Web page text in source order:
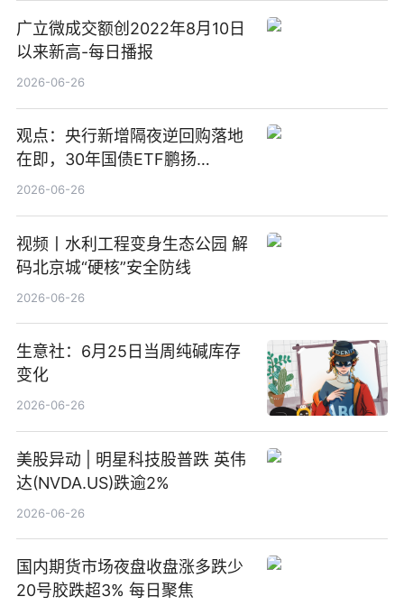
广立微成交额创2022年8月10日
以来新高-每日播报
2026-06-26
观点：央行新增隔夜逆回购落地
在即，30年国债ETF鹏扬
(511090) 盘中小幅上涨
2026-06-26
视频丨水利工程变身生态公园 解
码北京城“硬核”安全防线
2026-06-26
生意社：6月25日当周纯碱库存
变化
2026-06-26
美股异动 | 明星科技股普跌 英伟
达(NVDA.US)跌逾2%
2026-06-26
国内期货市场夜盘收盘涨多跌少
20号胶跌超3% 每日聚焦